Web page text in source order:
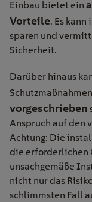
Einbau bietet ein
Vorteile. Es
sparen und
Sicherheit.
Darüber hinaus
Schutzmaßnahmen
vorgeschrieben
Anspruch auf den
Achtung: Die
die erforderlichen
unsachgemäße
nicht nur das
schlimmsten Fall